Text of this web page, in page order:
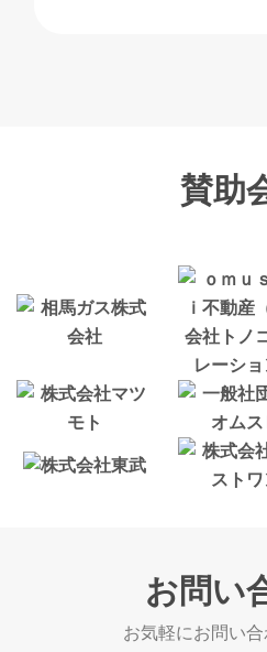
賛助
お問い
お気軽にお問い